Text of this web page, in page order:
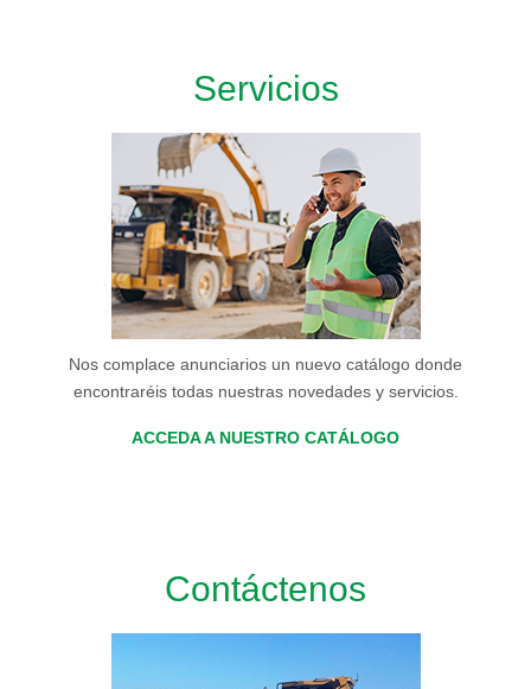
Servicios
Nos complace anunciarios un nuevo catálogo donde
encontraréis todas nuestras novedades y servicios.
ACCEDA A NUESTRO CATÁLOGO
Contáctenos